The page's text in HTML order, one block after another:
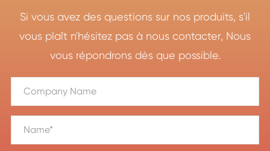
Si vous avez des questions sur nos produits, s'il
vous plaît n'hésitez pas à nous contacter, Nous
vous répondrons dès que possible.